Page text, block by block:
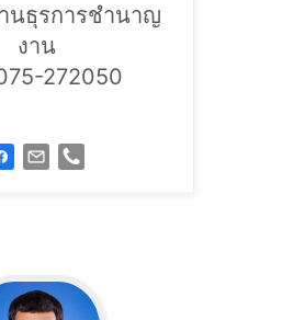
นธุรการชำนาญ
งาน
272050